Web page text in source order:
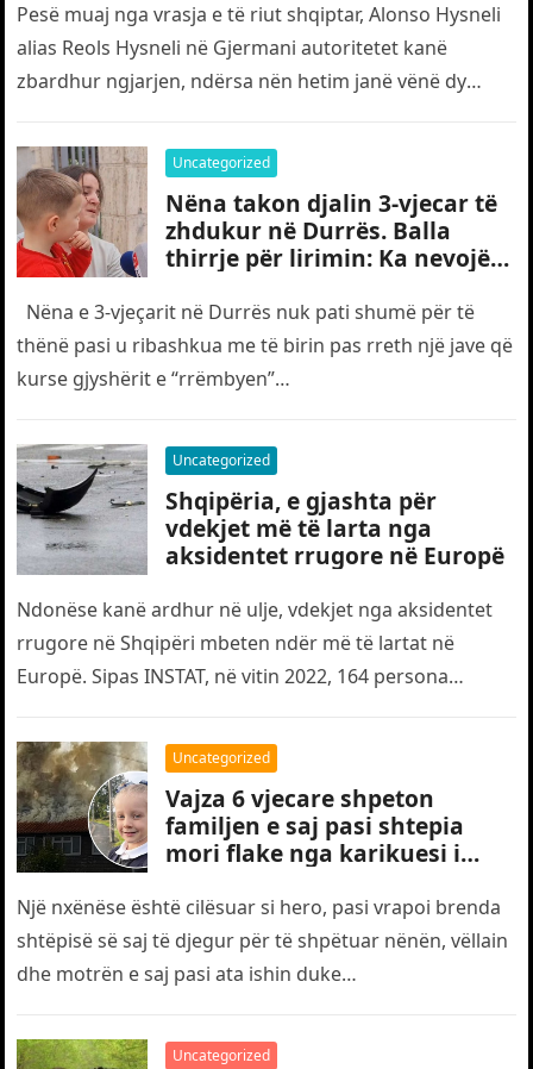
Pesë muaj nga vrasja e të riut shqiptar, Alonso Hysneli
alias Reols Hysneli në Gjermani autoritetet kanë
zbardhur ngjarjen, ndërsa nën hetim janë vënë dy
Uncategorized
Nëna takon djalin 3-vjecar të
zhdukur në Durrës. Balla
thirrje për lirimin: Ka nevojë
Nëna e 3-vjeçarit në Durrës nuk pati shumë për të
thënë pasi u ribashkua me të birin pas rreth një jave që
kurse gjyshërit e “rrëmbyen”…
Uncategorized
Shqipëria, e gjashta për
vdekjet më të larta nga
aksidentet rrugore në Europë
Ndonëse kanë ardhur në ulje, vdekjet nga aksidentet
rrugore në Shqipëri mbeten ndër më të lartat në
Europë. Sipas INSTAT, në vitin 2022, 164 persona
Uncategorized
Vajza 6 vjecare shpeton
familjen e saj pasi shtepia
mori flake nga karikuesi i
Një nxënëse është cilësuar si hero, pasi vrapoi brenda
shtëpisë së saj të djegur për të shpëtuar nënën, vëllain
dhe motrën e saj pasi ata ishin duke…
Uncategorized